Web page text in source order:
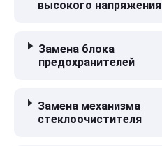
высокого напряжения
Замена блока
предохранителей
Замена механизма
стеклоочистителя